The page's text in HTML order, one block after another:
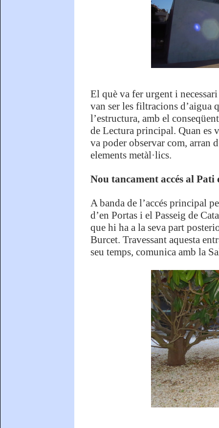
El què va fer urgent i
van ser les filtracions d’aigua
l’estructura, amb el
de Lectura principal. Quan es
va poder observar com, arran
elements metàl·lics.
Nou tancament accés al
A banda de l’accés principal
d’en Portas i el Passeig de
que hi ha a la seva part
Burcet. Travessant aquesta
seu temps, comunica amb la